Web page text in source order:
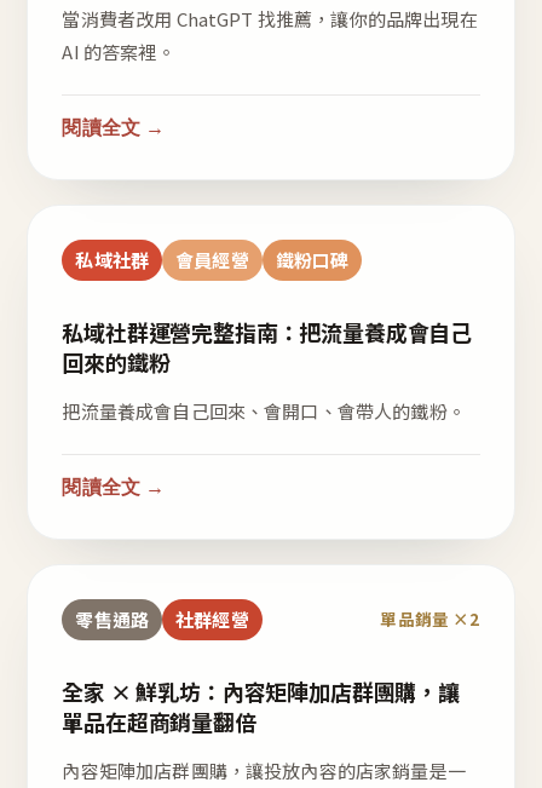
當消費者改用 ChatGPT 找推薦，讓你的品牌出現在
AI 的答案裡。
閱讀全文 →
私域社群 會員經營 鐵粉口碑
私域社群運營完整指南：把流量養成會自己
回來的鐵粉
把流量養成會自己回來、會開口、會帶人的鐵粉。
閱讀全文 →
零售通路 社群經營 單品銷量 ×2
全家 × 鮮乳坊：內容矩陣加店群團購，讓
單品在超商銷量翻倍
內容矩陣加店群團購，讓投放內容的店家銷量是一